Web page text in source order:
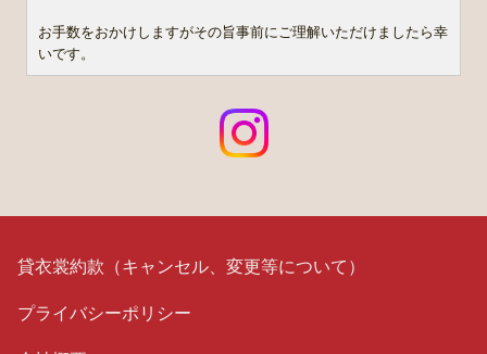
お手数をおかけしますがその旨事前にご理解いただけましたら幸
いです。
貸衣裳約款（キャンセル、変更等について）
プライバシーポリシー